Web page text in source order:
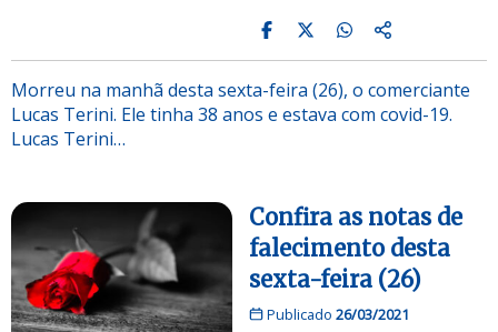
Morreu na manhã desta sexta-feira (26), o comerciante
Lucas Terini. Ele tinha 38 anos e estava com covid-19.
Lucas Terini…
Confira as notas de
falecimento desta
sexta-feira (26)
Publicado 26/03/2021